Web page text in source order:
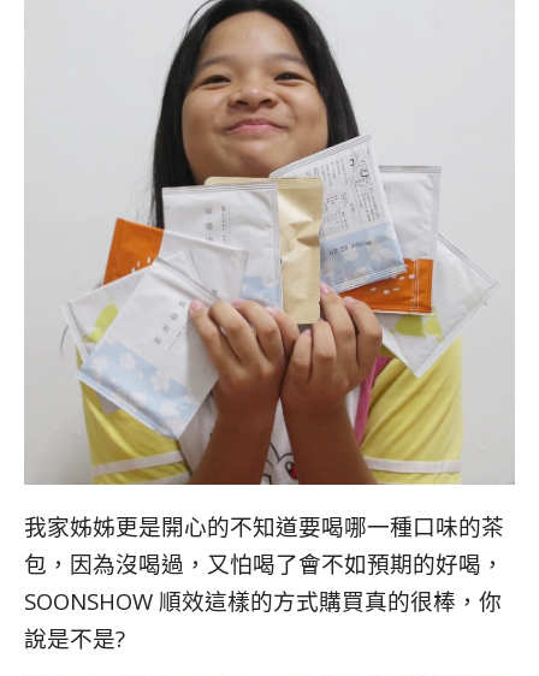
我家姊姊更是開心的不知道要喝哪一種口味的茶
包，因為沒喝過，又怕喝了會不如預期的好喝，
SOONSHOW 順效這樣的方式購買真的很棒，你
說是不是?